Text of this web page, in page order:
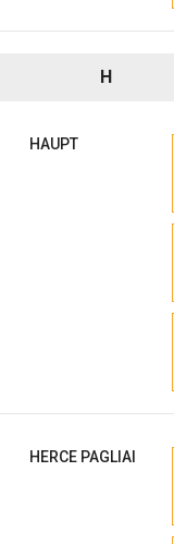
H
HAUPT
HERCE PAGLIAI